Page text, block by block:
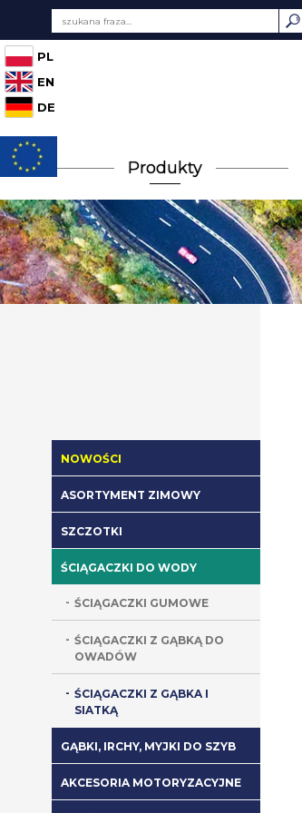
PL
EN
DE
Produkty
NOWOŚCI
ASORTYMENT ZIMOWY
SZCZOTKI
ŚCIĄGACZKI DO WODY
ŚCIĄGACZKI GUMOWE
ŚCIĄGACZKI Z GĄBKĄ DO
OWADÓW
ŚCIĄGACZKI Z GĄBKA I
SIATKĄ
GĄBKI, IRCHY, MYJKI DO SZYB
AKCESORIA MOTORYZACYJNE